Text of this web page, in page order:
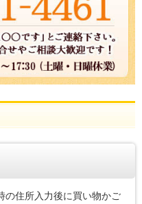
の住所入力後に買い物かご